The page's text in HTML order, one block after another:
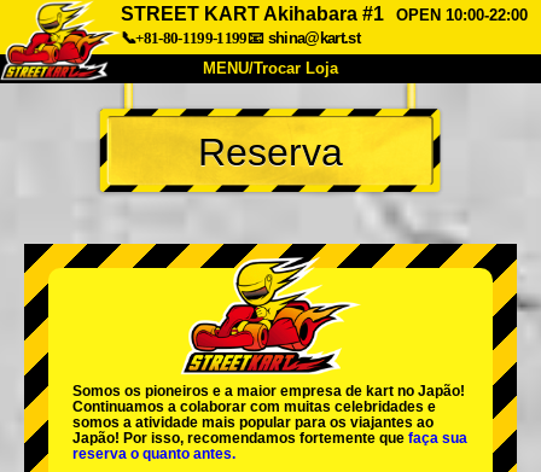
STREET KART Akihabara #1
OPEN 10:00-22:00
📞+81-80-1199-1199📧 shina@kart.st
MENU/Trocar Loja
INÍCIO
Sobre Especificações Preços
Empresa Reserva
Trocar Loja
Tokyo Shinagawa Tokyo Akihabara#1
Tokyo Akihabara#2
Tokyo Shibuya Annex Tokyo Bay
Tokyo Asakusa Osaka
Reserva
Somos os pioneiros e a maior empresa de kart no Japão!
Continuamos a colaborar com muitas celebridades e
somos a atividade mais popular para os viajantes ao
Japão! Por isso, recomendamos fortemente que faça sua
reserva o quanto antes.